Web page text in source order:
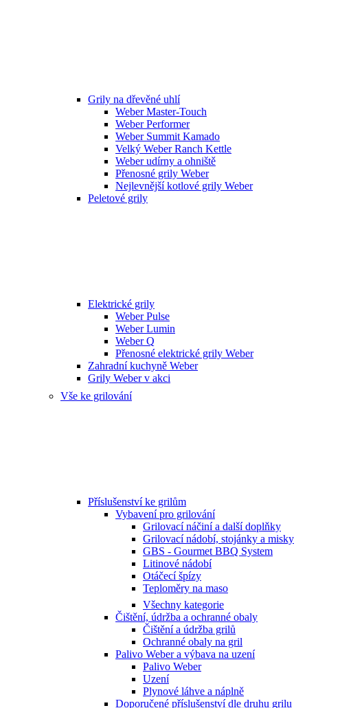
Grily na dřevěné uhlí
Weber Master-Touch
Weber Performer
Weber Summit Kamado
Velký Weber Ranch Kettle
Weber udírny a ohniště
Přenosné grily Weber
Nejlevnější kotlové grily Weber
Peletové grily
Elektrické grily
Weber Pulse
Weber Lumin
Weber Q
Přenosné elektrické grily Weber
Zahradní kuchyně Weber
Grily Weber v akci
Vše ke grilování
Příslušenství ke grilům
Vybavení pro grilování
Grilovací náčiní a další doplňky
Grilovací nádobí, stojánky a misky
GBS - Gourmet BBQ System
Litinové nádobí
Otáčecí špízy
Teploměry na maso
Všechny kategorie
Čištění, údržba a ochranné obaly
Čištění a údržba grilů
Ochranné obaly na gril
Palivo Weber a výbava na uzení
Palivo Weber
Uzení
Plynové láhve a náplně
Doporučené příslušenství dle druhu grilu